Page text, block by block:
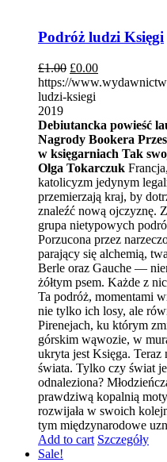
Podróż ludzi Księgi
£1.00 £0.00
https://
ludzi-ksiegi
2019
Debiutancka powieść
Nagrody Bookera
w księgarniach Tak
Olga Tokarczuk
katolicyzm jedynym
przemierzają kraj, by
znaleźć nową ojczyznę.
grupa nietypowych
Porzucona przez
parający się alchemią,
Berle oraz Gauche —
żółtym psem. Każde z
Ta podróż, momentami
nie tylko ich losy, ale
Pirenejach, ku którym
górskim wąwozie, w
ukryta jest Księga. Teraz
świata. Tylko czy świat
odnaleziona?
prawdziwą kopalnią
rozwijała w swoich
tym międzynarodowe
Add to cart Szczegóły
Sale!